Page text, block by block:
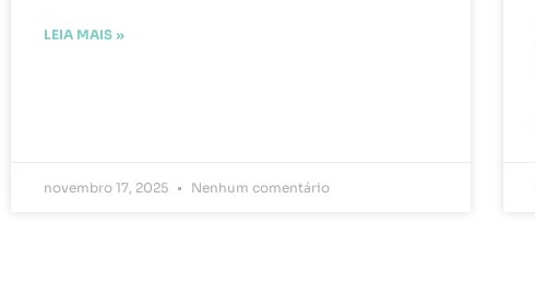
LEIA MAIS »
novembro 17, 2025 Nenhum comentário